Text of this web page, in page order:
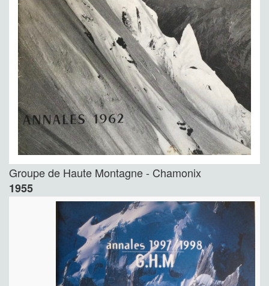
Groupe de Haute Montagne - Chamonix
1955